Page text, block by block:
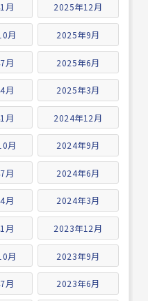
月 2025年12月
月 2025年9月
月 2025年6月
月 2025年3月
月 2024年12月
月 2024年9月
月 2024年6月
月 2024年3月
月 2023年12月
月 2023年9月
月 2023年6月